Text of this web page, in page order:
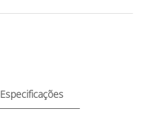
Especificações